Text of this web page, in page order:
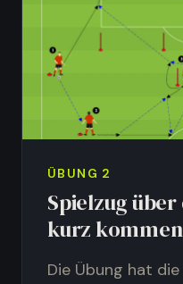
ÜBUNG 2
Spielzug
kurz
Die Übung hat